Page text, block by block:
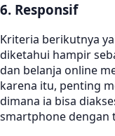
6. Responsif
Kriteria berikutnya
diketahui hampir
dan belanja online
karena itu, penting
dimana ia bisa
smartphone dengan